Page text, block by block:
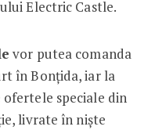
Electric Castle.
vor putea comanda
în Bonțida, iar la
speciale din
livrate în niște